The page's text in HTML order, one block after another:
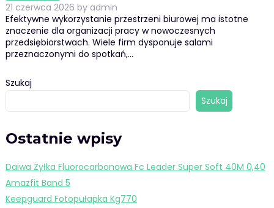
21 czerwca 2026 by admin
Efektywne wykorzystanie przestrzeni biurowej ma istotne
znaczenie dla organizacji pracy w nowoczesnych
przedsiębiorstwach. Wiele firm dysponuje salami
przeznaczonymi do spotkań,…
Szukaj
Szukaj
Ostatnie wpisy
Daiwa Żyłka Fluorocarbonowa Fc Leader Super Soft 40M 0,40
Amazfit Band 5
Keepguard Fotopułapka Kg770